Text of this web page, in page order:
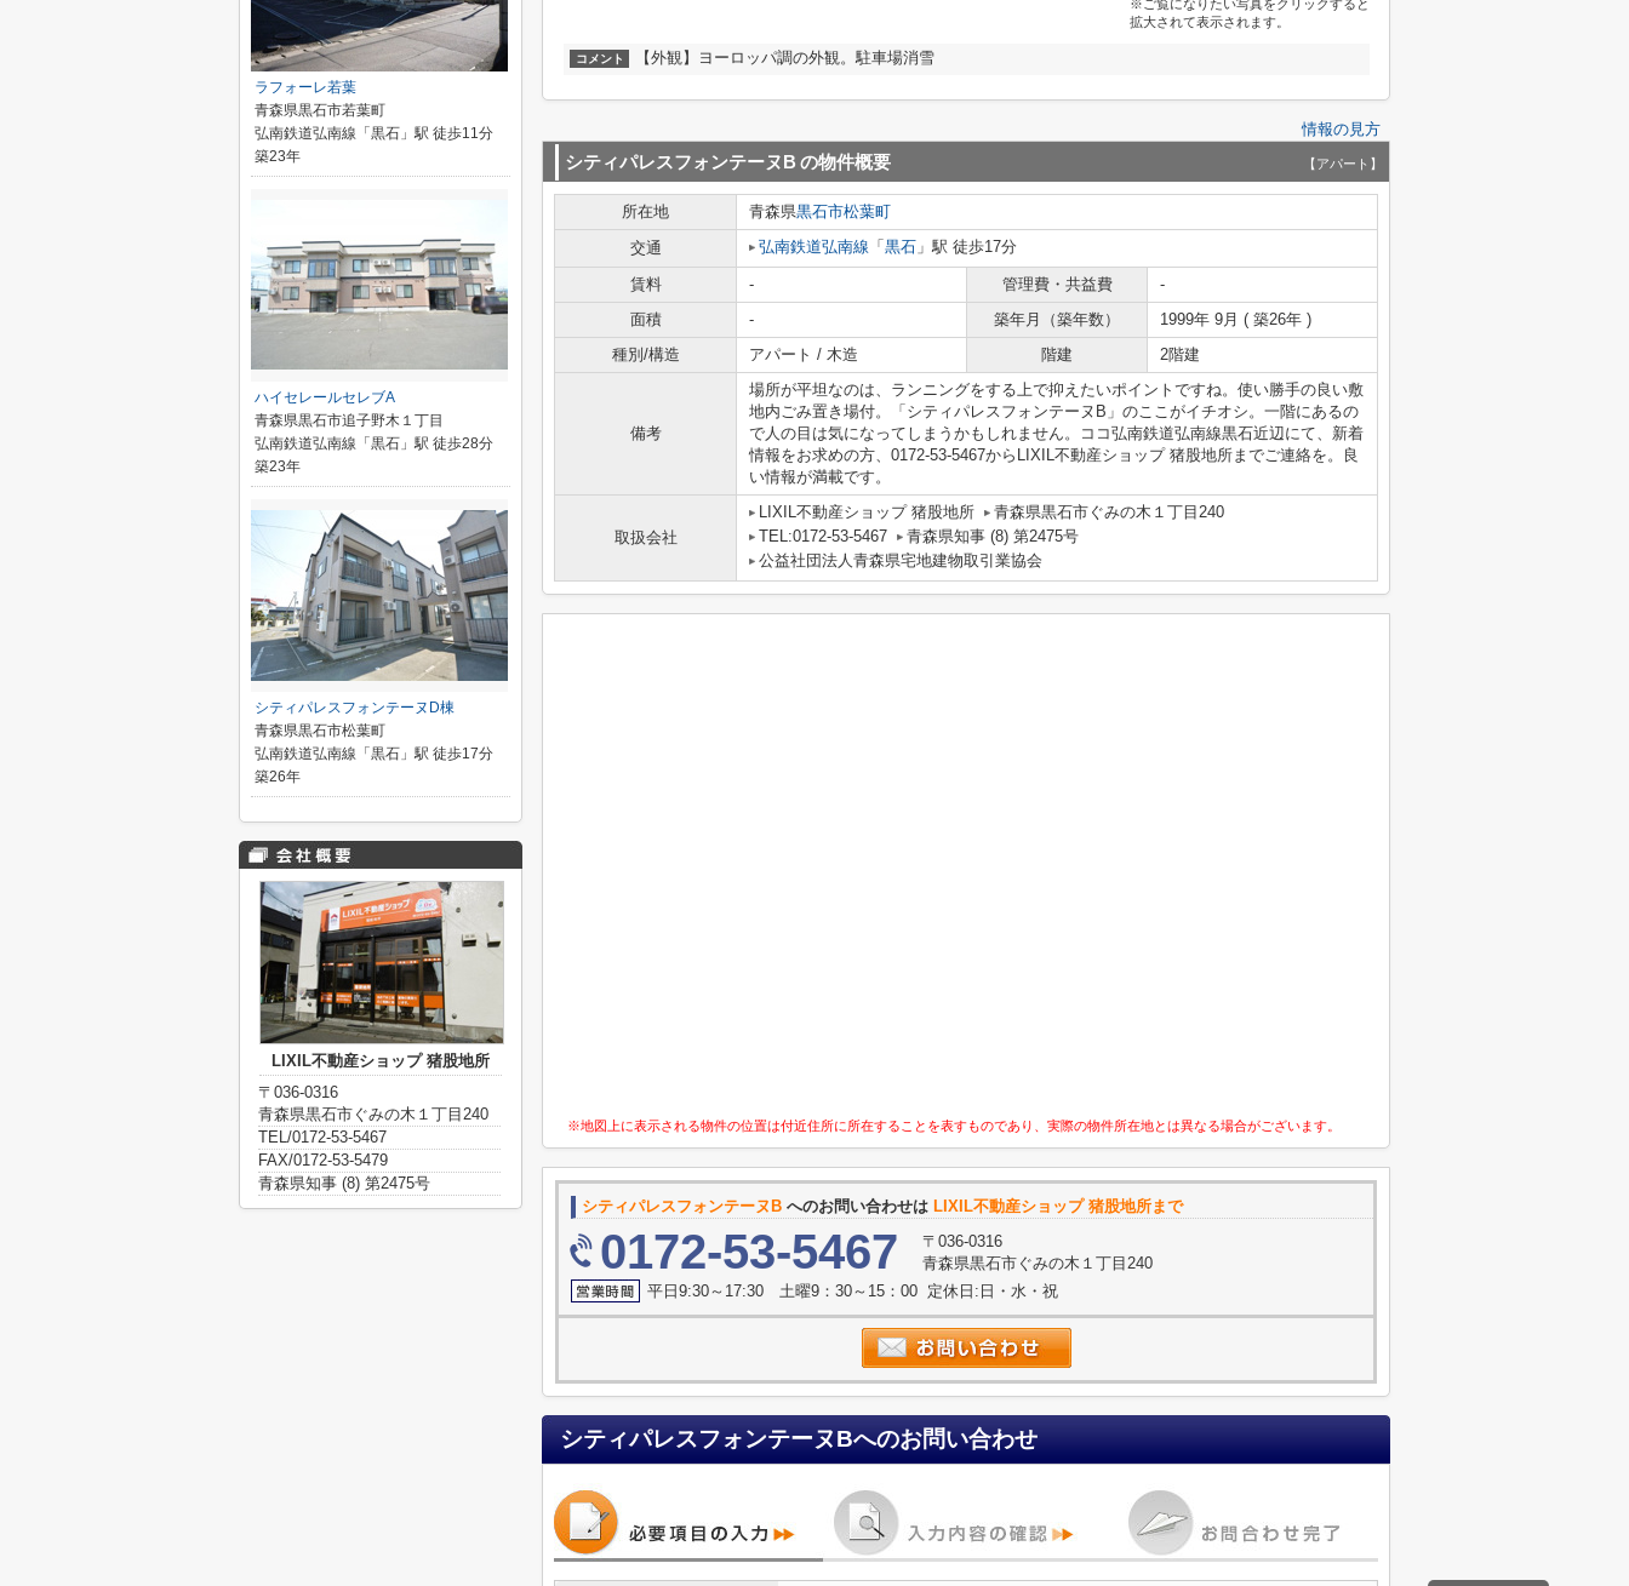
※ご覧になりたい写真をクリックすると
拡大されて表示されます。
コメント 【外観】ヨーロッパ調の外観。駐車場消雪
情報の見方
シティパレスフォンテーヌB の物件概要 【アパート】
所在地 青森県黒石市松葉町
交通
弘南鉄道弘南線 「 黒石 」駅 徒歩17分
賃料 - 管理費・共益費
-
面積
- 築年月（築年数）
1999年 9月 ( 築26年 )
種別/構造
アパート / 木造 階建 2階建
備考
場所が平坦なのは、ランニングをする上で抑えたいポイントですね。使い勝手の良い敷
地内ごみ置き場付。「シティパレスフォンテーヌB」のここがイチオシ。一階にあるの
で人の目は気になってしまうかもしれません。ココ弘南鉄道弘南線黒石近辺にて、新着
情報をお求めの方、0172-53-5467からLIXIL不動産ショップ 猪股地所までご連絡を。良
い情報が満載です。
取扱会社
LIXIL不動産ショップ 猪股地所
青森県黒石市ぐみの木１丁目240
TEL:0172-53-5467
青森県知事 (8) 第2475号
公益社団法人青森県宅地建物取引業協会
※地図上に表示される物件の位置は付近住所に所在することを表すものであり、実際の物件所在地とは異なる場合がございます。
シティパレスフォンテーヌB へのお問い合わせは LIXIL不動産ショップ 猪股地所まで
0172-53-5467
〒036-0316
青森県黒石市ぐみの木１丁目240
平日9:30～17:30 土曜9：30～15：00 定休日:日・水・祝
シティパレスフォンテーヌBへのお問い合わせ
ラフォーレ若葉
青森県黒石市若葉町
弘南鉄道弘南線「黒石」駅 徒歩11分
築23年
ハイセレールセレブA
青森県黒石市追子野木１丁目
弘南鉄道弘南線「黒石」駅 徒歩28分
築23年
シティパレスフォンテーヌD棟
青森県黒石市松葉町
弘南鉄道弘南線「黒石」駅 徒歩17分
築26年
LIXIL不動産ショップ 猪股地所
〒036-0316
青森県黒石市ぐみの木１丁目240
TEL/0172-53-5467
FAX/0172-53-5479
青森県知事 (8) 第2475号